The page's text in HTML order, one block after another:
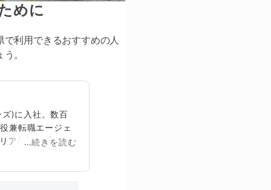
めに
利用できるおすすめの人
。
)に入社。数百
兼転職エージェ
ア相談に乗る。
...続きを読む